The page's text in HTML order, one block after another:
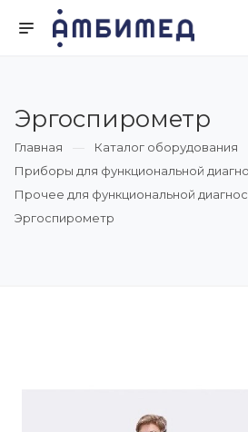
Эргоспирометр
Главная
Каталог оборудования
Приборы для функциональной
Прочее для функциональной
Эргоспирометр